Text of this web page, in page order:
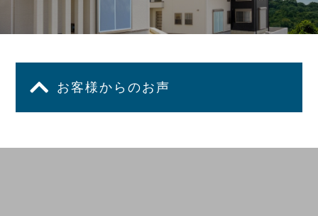
お客様からのお声